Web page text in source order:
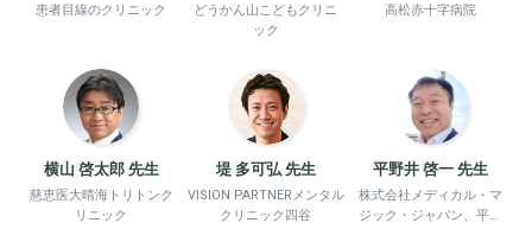
患者目線のクリニック
どうかん山こどもクリニ
ック
高松赤十字病院
横山 啓太郎 先生
慈恵医大晴海トリトンク
リニック
堤 多可弘 先生
VISION PARTNERメンタル
クリニック四谷
平野井 啓一 先生
株式会社メディカル・マ
ジック・ジャパン、平野